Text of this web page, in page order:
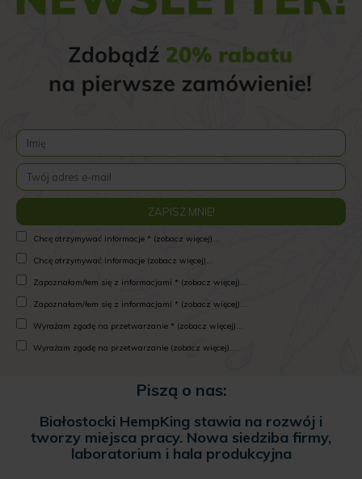
Chcę otrzymywać informacje * (zobacz więcej)...
Chcę otrzymywać informacje (zobacz więcej)...
Zapoznałam/łem się z informacjami * (zobacz więcej)...
Zapoznałam/łem się z informacjami * (zobacz więcej)...
Wyrażam zgodę na przetwarzanie * (zobacz więcej)...
Wyrażam zgodę na przetwarzanie (zobacz więcej)...
Piszą o nas:
Białostocki HempKing stawia na rozwój i
tworzy miejsca pracy. Nowa siedziba firmy,
laboratorium i hala produkcyjna